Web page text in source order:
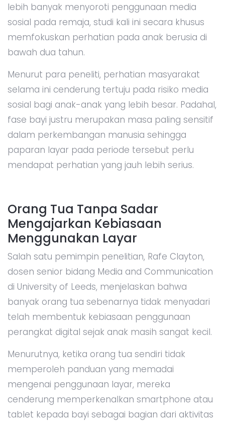
lebih banyak menyoroti penggunaan media
sosial pada remaja, studi kali ini secara khusus
memfokuskan perhatian pada anak berusia di
bawah dua tahun.
Menurut para peneliti, perhatian masyarakat
selama ini cenderung tertuju pada risiko media
sosial bagi anak-anak yang lebih besar. Padahal,
fase bayi justru merupakan masa paling sensitif
dalam perkembangan manusia sehingga
paparan layar pada periode tersebut perlu
mendapat perhatian yang jauh lebih serius.
Orang Tua Tanpa Sadar
Mengajarkan Kebiasaan
Menggunakan Layar
Salah satu pemimpin penelitian, Rafe Clayton,
dosen senior bidang Media and Communication
di University of Leeds, menjelaskan bahwa
banyak orang tua sebenarnya tidak menyadari
telah membentuk kebiasaan penggunaan
perangkat digital sejak anak masih sangat kecil.
Menurutnya, ketika orang tua sendiri tidak
memperoleh panduan yang memadai
mengenai penggunaan layar, mereka
cenderung memperkenalkan smartphone atau
tablet kepada bayi sebagai bagian dari aktivitas